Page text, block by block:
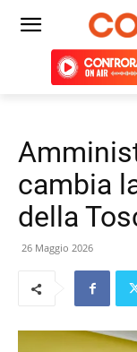
cambia
della
26 Maggio 2026